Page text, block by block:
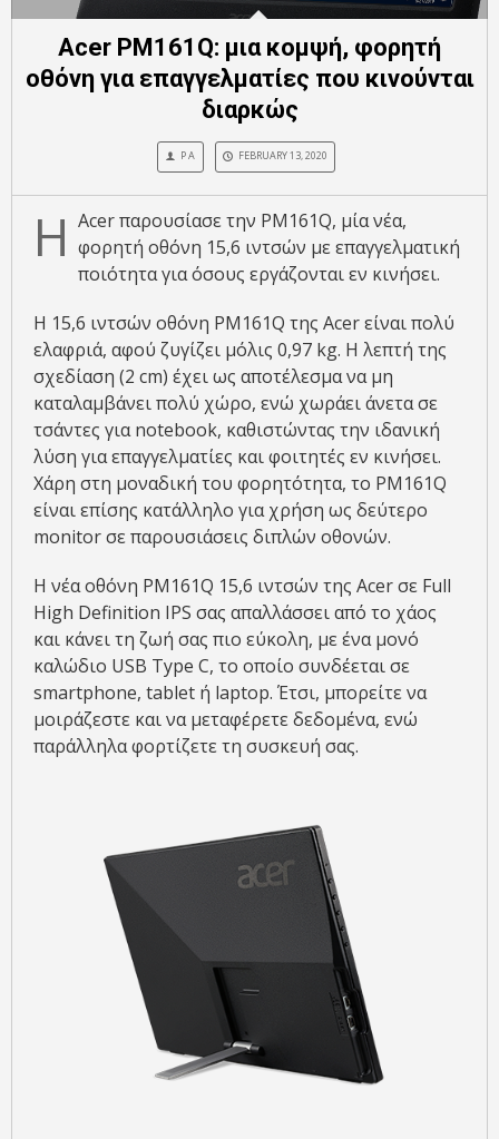
Acer PM161Q: μια κομψή, φορητή
οθόνη για επαγγελματίες που κινούνται
διαρκώς
P A FEBRUARY 13, 2020
Η Acer παρουσίασε την PM161Q, μία νέα,
φορητή οθόνη 15,6 ιντσών με επαγγελματική
ποιότητα για όσους εργάζονται εν κινήσει.
Η 15,6 ιντσών οθόνη PM161Q της Acer είναι πολύ
ελαφριά, αφού ζυγίζει μόλις 0,97 kg. Η λεπτή της
σχεδίαση (2 cm) έχει ως αποτέλεσμα να μη
καταλαμβάνει πολύ χώρο, ενώ χωράει άνετα σε
τσάντες για notebook, καθιστώντας την ιδανική
λύση για επαγγελματίες και φοιτητές εν κινήσει.
Χάρη στη μοναδική του φορητότητα, το PM161Q
είναι επίσης κατάλληλο για χρήση ως δεύτερο
monitor σε παρουσιάσεις διπλών οθονών.
Η νέα οθόνη PM161Q 15,6 ιντσών της Acer σε Full
High Definition IPS σας απαλλάσσει από το χάος
και κάνει τη ζωή σας πιο εύκολη, με ένα μονό
καλώδιο USB Type C, το οποίο συνδέεται σε
smartphone, tablet ή laptop. Έτσι, μπορείτε να
μοιράζεστε και να μεταφέρετε δεδομένα, ενώ
παράλληλα φορτίζετε τη συσκευή σας.